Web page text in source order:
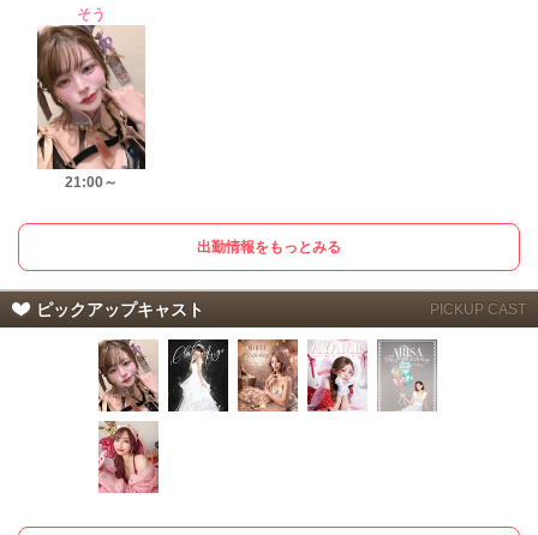
そう
21:00～
出勤情報をもっとみる
ピックアップキャスト PICKUP CAST